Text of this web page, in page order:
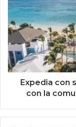
Expedia con
con la